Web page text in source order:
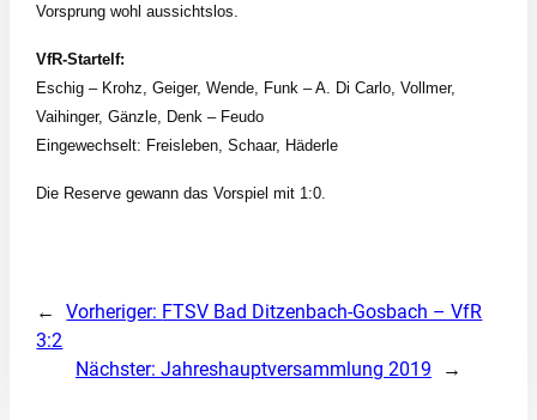
Vorsprung wohl aussichtslos.
VfR-Startelf:
Eschig – Krohz, Geiger, Wende, Funk – A. Di Carlo, Vollmer,
Vaihinger, Gänzle, Denk – Feudo
Eingewechselt: Freisleben, Schaar, Häderle
Die Reserve gewann das Vorspiel mit 1:0.
← Vorheriger: FTSV Bad Ditzenbach-Gosbach – VfR
3:2
Nächster: Jahreshauptversammlung 2019 →